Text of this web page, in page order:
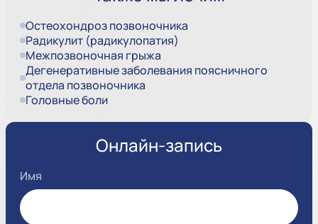
Остеохондроз позвоночника
Радикулит (радикулопатия)
Межпозвоночная грыжа
Дегенеративные заболевания поясничного
отдела позвоночника
Головные боли
Онлайн-запись
Имя